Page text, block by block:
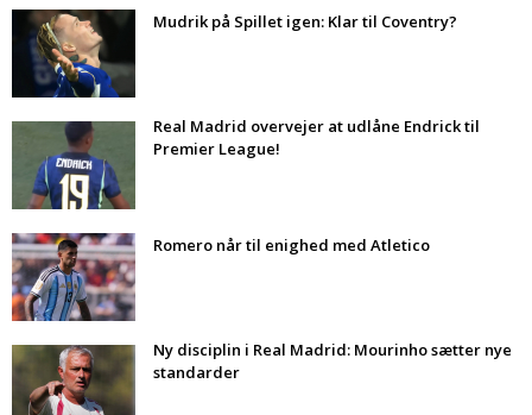
Mudrik på Spillet igen: Klar til Coventry?
Real Madrid overvejer at udlåne Endrick til
Premier League!
Romero når til enighed med Atletico
Ny disciplin i Real Madrid: Mourinho sætter nye
standarder